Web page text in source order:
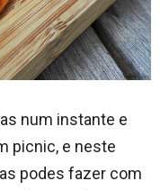
num instante e
picnic, e neste
podes fazer com